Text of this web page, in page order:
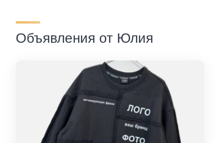
Объявления от Юлия